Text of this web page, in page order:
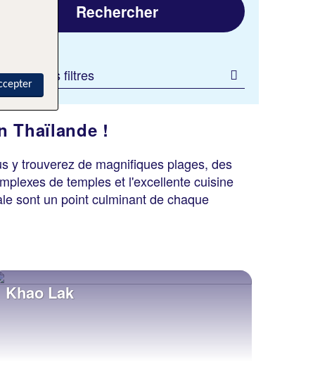
Rechercher
des filtres
Thaïlande !
y trouverez de magnifiques plages, des
de temples et l'excellente cuisine
sont un point culminant de chaque
Khao Lak